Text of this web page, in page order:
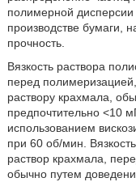
полимерной
производстве бумаги,
прочность.
Вязкость раствора
перед
раствору крахмала,
предпочтительно <10
использованием
при 60 об/мин.
раствор крахмала,
обычно путем